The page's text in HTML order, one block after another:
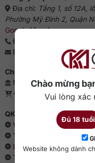
Chào mừng
Vui lòng xác
Đủ 18 tuổi
Website không dành
Địa chỉ: Tầng 1, số 12A,
Phường Mỹ Đình 2, Quận
Google Maps)
Điện thoại:
Email:
Chứng nhận kinh doanh
Mã số doanh nghiệp:
Giấy phép bán lẻ rượu:
QKAWine - Chuyên rượu
Về chúng tôi
Thông cáo báo chí
Liên hệ với QKAWine
Tin tức và sự kiện